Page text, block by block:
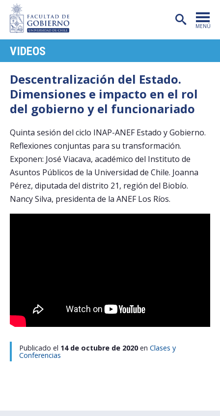
MENÚ
CARRERAS
POSTGRADO
INVESTIGACIÓN
EXTENSIÓN
PUBLICACIONES
CENTROS
VIDEOS
Descentralización del Estado.
Dimensiones e impacto en el rol
del gobierno y el funcionariado
Quinta sesión del ciclo INAP-ANEF Estado y Gobierno.
Reflexiones conjuntas para su transformación.
Exponen: José Viacava, académico del Instituto de
Asuntos Públicos de la Universidad de Chile. Joanna
Pérez, diputada del distrito 21, región del Biobío.
Nancy Silva, presidenta de la ANEF Los Ríos.
Publicado el 14 de octubre de 2020en Clases y
Conferencias